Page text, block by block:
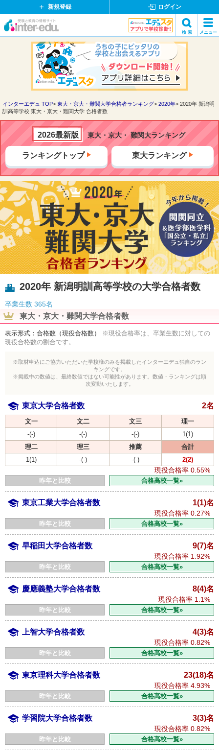
新規登録 ログイン
イ
ド
ッ
ト
検 索 メニュー
検索
インターエデュ TOP 東大・京大・難関大学合格者ランキング 2020年
2020年 新潟明
訓高等学校 東大・京大・難関大学 合格者数
2026最新版 東大・京大・ 難関大ランキング
ランキングトップ 東大ランキング
2020年 新潟明訓高等学校の大学合格者数
卒業生数 365名
東大・京大・難関大学合格者数
表示形式：合格数（現役合格数）
※現役合格率は、卒業生数に対しての
現役合格数の割合です。
※取材申込にご協力いただいた学校様のみを掲載したインターエデュ独自のラン
キングです。
※掲載中の数値は、最終数値ではない可能性があります。数値・ランキングは順
次変動いたします。
東京大学合格者数 2名
文一 文二 文三
理一
-(-)
-(-) -(-)
1(1)
理二
理三 推薦
合計
1(1)
-(-) -(-) 2(2)
現役合格率 0.55%
昨年と比較 合格高校一覧»
東京工業大学合格者数 1(1)名
現役合格率 0.27%
昨年と比較 合格高校一覧»
早稲田大学合格者数 9(7)名
現役合格率 1.92%
昨年と比較 合格高校一覧»
慶應義塾大学合格者数 8(4)名
現役合格率 1.1%
昨年と比較 合格高校一覧»
上智大学合格者数 4(3)名
現役合格率 0.82%
昨年と比較 合格高校一覧»
東京理科大学合格者数 23(18)名
現役合格率 4.93%
昨年と比較 合格高校一覧»
学習院大学合格者数 3(3)名
現役合格率 0.82%
昨年と比較 合格高校一覧»